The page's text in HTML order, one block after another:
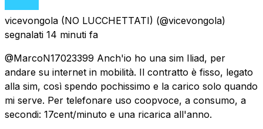
vicevongola (NO LUCCHETTATI) (@vicevongola)
segnalati 14 minuti fa
@MarcoN17023399 Anch'io ho una sim Iliad, per
andare su internet in mobilità. Il contratto è fisso, legato
alla sim, così spendo pochissimo e la carico solo quando
mi serve. Per telefonare uso coopvoce, a consumo, a
secondi: 17cent/minuto e una ricarica all'anno.